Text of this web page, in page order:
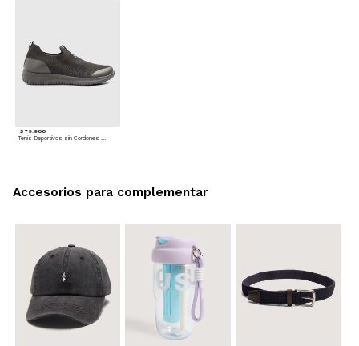
$ 79.900
Tenis Deportivos sin Cordones para hombre
Accesorios para complementar